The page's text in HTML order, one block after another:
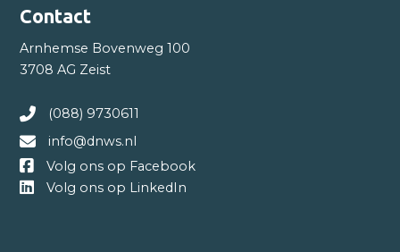
Contact
Arnhemse Bovenweg 100
3708 AG Zeist
(088) 9730611
info@dnws.nl
Volg ons op Facebook
Volg ons op LinkedIn